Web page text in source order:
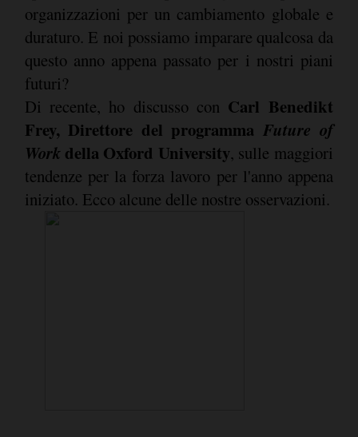
organizzazioni per un cambiamento globale e
duraturo. E noi possiamo imparare qualcosa da
questo anno appena passato per i nostri piani
futuri?
Di recente, ho discusso con Carl Benedikt
Frey, Direttore del programma Future of
Workdella Oxford University, sulle maggiori
tendenze per la forza lavoro per l'anno appena
iniziato. Ecco alcune delle nostre osservazioni.